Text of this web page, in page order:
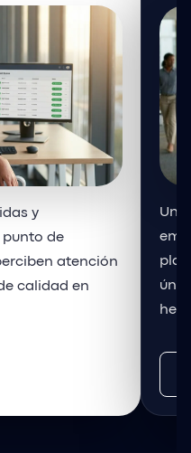
y
punto de
atención
calidad en